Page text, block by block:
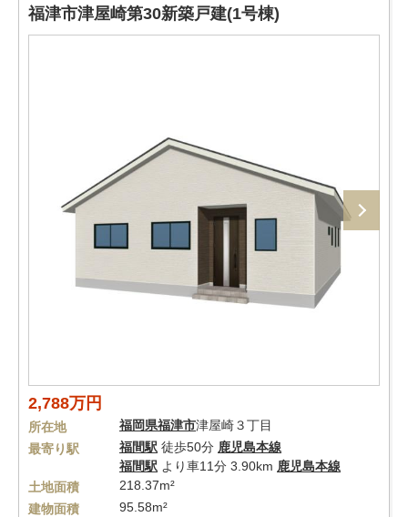
福津市津屋崎第30新築戸建(1号棟)
2,788万円
所在地 福岡県福津市津屋崎３丁目
最寄り駅
福間駅 徒歩50分 鹿児島本線
福間駅 より車11分 3.90km 鹿児島本線
土地面積
218.37m²
建物面積
95.58m²